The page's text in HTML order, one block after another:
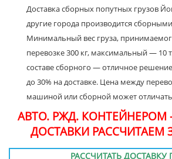
Доставка сборных попутных грузов
другие города производится
Минимальный вес груза,
перевозке 300 кг, максимальный — 10
составе сборного — отличное
до 30% на доставке. Цена между
машиной или сборной может
АВТО. РЖД.
ДОСТАВКИ РАССЧИТАЕМ
РАССЧИТАТЬ ДОСТАВКУ